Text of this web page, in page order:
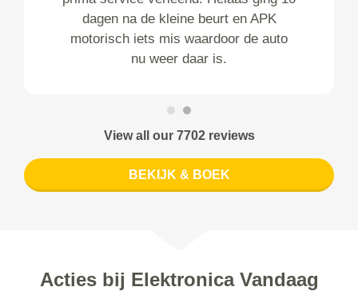
dagen na de kleine beurt en APK
motorisch iets mis waardoor de auto
nu weer daar is.
View all our 7702 reviews
BEKIJK & BOEK
Acties bij Elektronica Vandaag